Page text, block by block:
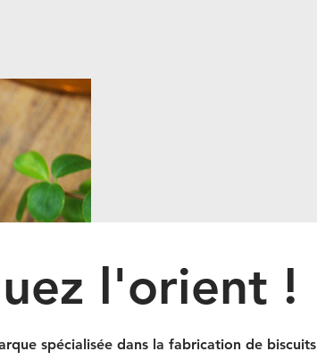
l'orient !
spécialisée dans la fabrication de biscuits